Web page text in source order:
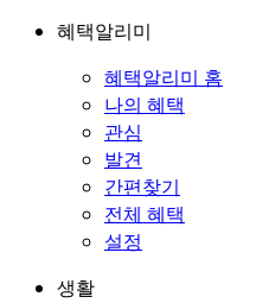
혜택알리미
혜택알리미 홈
나의 혜택
관심
발견
간편찾기
전체 혜택
설정
생활